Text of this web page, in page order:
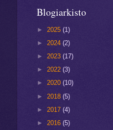
Blogiarkisto
► 2025 (1)
► 2024 (2)
► 2023 (17)
► 2022 (3)
► 2020 (10)
► 2018 (5)
► 2017 (4)
► 2016 (5)